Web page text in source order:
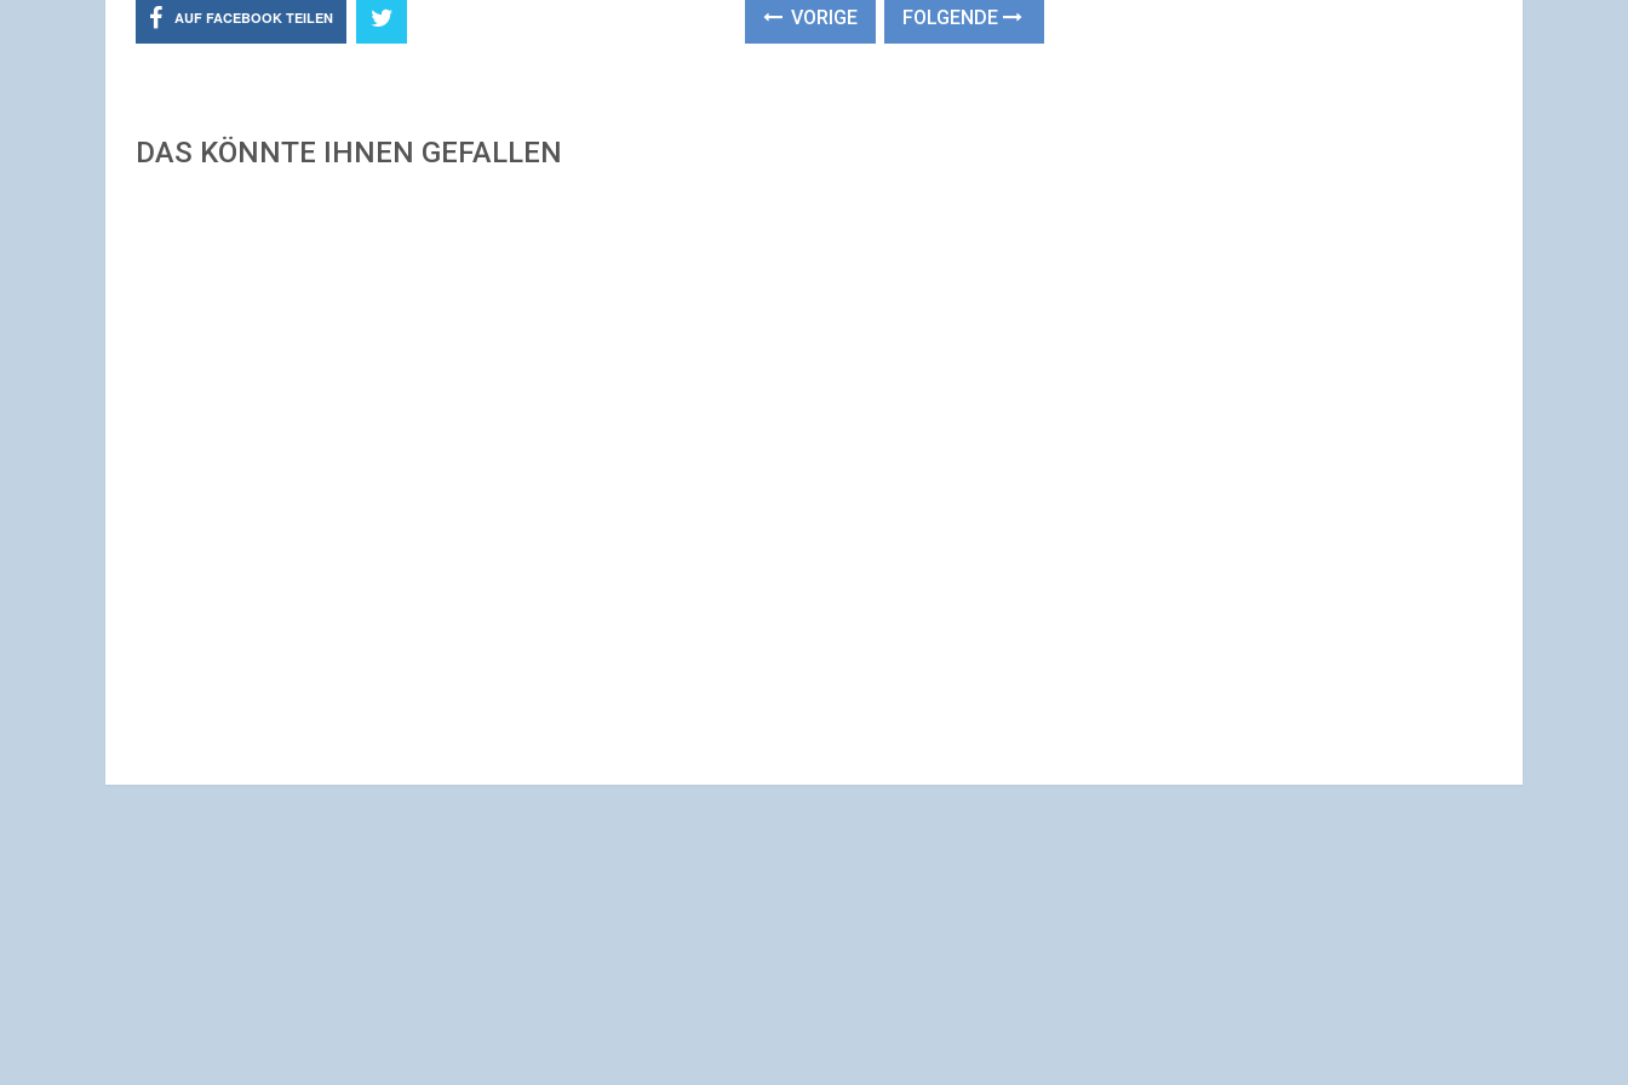
AUF FACEBOOK TEILEN VORIGE FOLGENDE
DAS KÖNNTE IHNEN GEFALLEN